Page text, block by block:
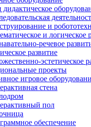
и
и логическое
речевое
развитие
эстетическое
проекты
игровое
стена
пол
обеспечение